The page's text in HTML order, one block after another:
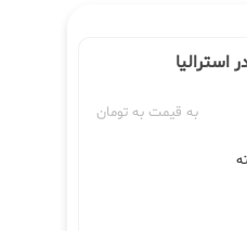
استرالیا
به قیمت به تومان